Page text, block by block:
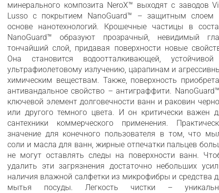
минерального композита NeroX™ выходят с заводов
Lusso с покрытием NanoGuard™ – защитным слоем
основе нанотехнологий. Крошечные частицы в
NanoGuard™ образуют прозрачный, невидимый
тончайший слой, придавая поверхности новые
Она становится водоотталкивающей,
ультрафиолетовому излучению, царапинам и
химическим веществам. Также, поверхность
антивандальное свойство – антиграффити.
ключевой элемент долговечности ванн и раковин
или другого темного цвета. И он критически важен
сантехники коммерческого применения.
значение для конечного пользователя в том, что
соли и масла для ванн, жирные отпечатки пальцев
не могут оставлять следы на поверхности ванн.
удалить эти загрязнения достаточно небольших
наличия влажной салфетки из микрофибры и средства
мытья посуды. Легкость чистки –